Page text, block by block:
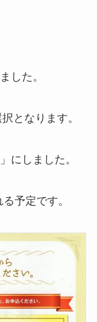
した。
となります。
」にしました。
予定です。